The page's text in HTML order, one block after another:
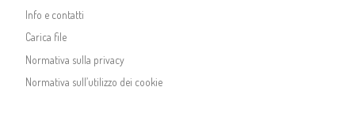
Info e contatti
Carica file
Normativa sulla privacy
Normativa sull’utilizzo dei cookie